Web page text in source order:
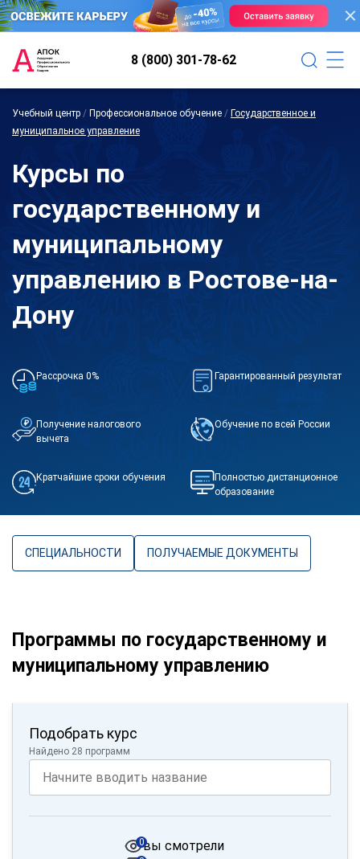
8 (800) 301-78-62
Учебный центр / Профессиональное обучение / Государственное и
муниципальное управление
Курсы по
государственному и
муниципальному
управлению в Ростове-на-
Дону
Рассрочка 0% Гарантированный результат
Получение налогового
вычета
Обучение по всей России
Кратчайшие сроки обучения
Полностью дистанционное
образование
СПЕЦИАЛЬНОСТИ ПОЛУЧАЕМЫЕ ДОКУМЕНТЫ
Программы по государственному и
муниципальному управлению
Подобрать курс
Найдено 28 программ
вы смотрели
0